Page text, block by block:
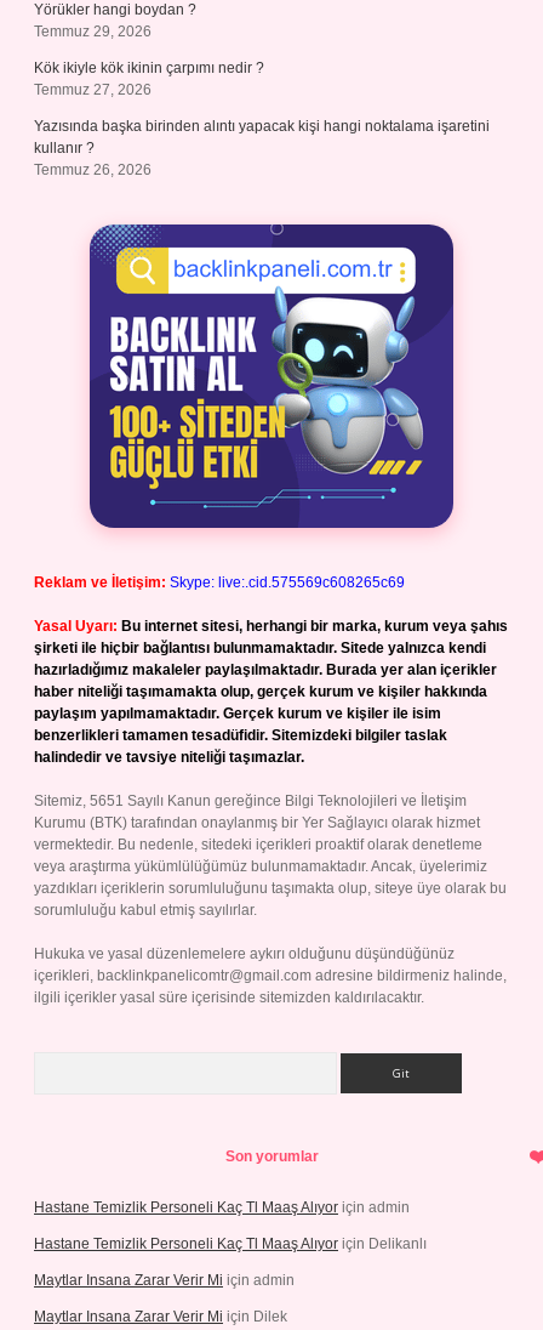
Yörükler hangi boydan ?
Temmuz 29, 2026
Kök ikiyle kök ikinin çarpımı nedir ?
Temmuz 27, 2026
Yazısında başka birinden alıntı yapacak kişi hangi noktalama işaretini
kullanır ?
Temmuz 26, 2026
Reklam ve İletişim: Skype: live:.cid.575569c608265c69
Yasal Uyarı: Bu internet sitesi, herhangi bir marka, kurum veya şahıs
şirketi ile hiçbir bağlantısı bulunmamaktadır. Sitede yalnızca kendi
hazırladığımız makaleler paylaşılmaktadır. Burada yer alan içerikler
haber niteliği taşımamakta olup, gerçek kurum ve kişiler hakkında
paylaşım yapılmamaktadır. Gerçek kurum ve kişiler ile isim
benzerlikleri tamamen tesadüfidir. Sitemizdeki bilgiler taslak
halindedir ve tavsiye niteliği taşımazlar.
Sitemiz, 5651 Sayılı Kanun gereğince Bilgi Teknolojileri ve İletişim
Kurumu (BTK) tarafından onaylanmış bir Yer Sağlayıcı olarak hizmet
vermektedir. Bu nedenle, sitedeki içerikleri proaktif olarak denetleme
veya araştırma yükümlülüğümüz bulunmamaktadır. Ancak, üyelerimiz
yazdıkları içeriklerin sorumluluğunu taşımakta olup, siteye üye olarak bu
sorumluluğu kabul etmiş sayılırlar.
Hukuka ve yasal düzenlemelere aykırı olduğunu düşündüğünüz
içerikleri, backlinkpanelicomtr@gmail.com adresine bildirmeniz halinde,
ilgili içerikler yasal süre içerisinde sitemizden kaldırılacaktır.
Son yorumlar
Hastane Temizlik Personeli Kaç Tl Maaş Alıyor için admin
Hastane Temizlik Personeli Kaç Tl Maaş Alıyor için Delikanlı
Maytlar Insana Zarar Verir Mi için admin
Maytlar Insana Zarar Verir Mi için Dilek